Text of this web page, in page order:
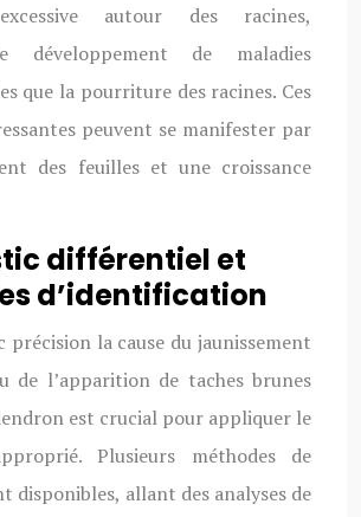
autour des racines,
développement de maladies
que la pourriture des racines. Ces
peuvent se manifester par
des feuilles et une croissance
différentiel et
d’identification
précision la cause du jaunissement
de l’apparition de taches brunes
est crucial pour appliquer le
Plusieurs méthodes de
disponibles, allant des analyses de